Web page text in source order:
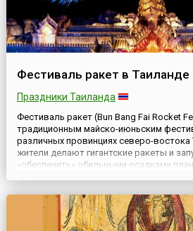
Фестиваль ракет в Таиланде
Праздники Таиланда
Фестиваль ракет (Bun Bang Fai Rocket
традиционным майско-июньским
различных провинциях северо-востока
жители делают гигантские ракеты и
«обеспечить» обильными осадками